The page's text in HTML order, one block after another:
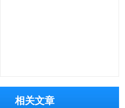
相关文章